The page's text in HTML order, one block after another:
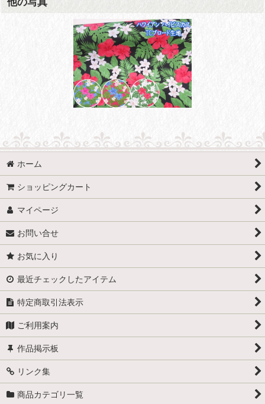
ホーム
ショッピングカート
マイページ
お問い合せ
お気に入り
最近チェックしたアイテム
特定商取引法表示
ご利用案内
作品掲示板
リンク集
商品カテゴリ一覧